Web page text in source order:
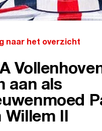
naar het overzicht
aan als
Willem II